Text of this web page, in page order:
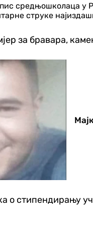
средњошколаца у
струке
за бравара,
о стипендирању